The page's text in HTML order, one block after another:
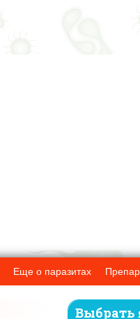
Еще о паразитах
Выбрать